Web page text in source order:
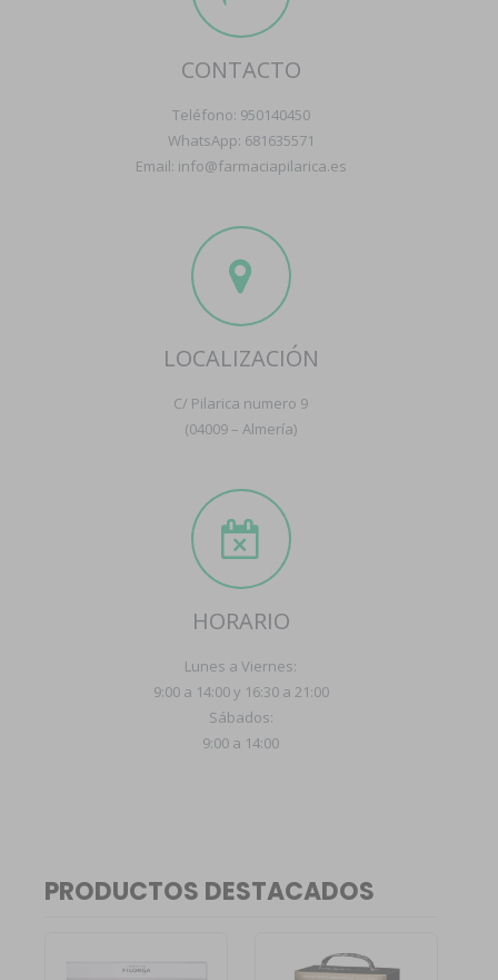
CONTACTO
Teléfono: 950140450
WhatsApp: 681635571
Email: info@farmaciapilarica.es
LOCALIZACIÓN
C/ Pilarica numero 9
(04009 – Almería)
HORARIO
Lunes a Viernes:
9:00 a 14:00 y 16:30 a 21:00
Sábados:
9:00 a 14:00